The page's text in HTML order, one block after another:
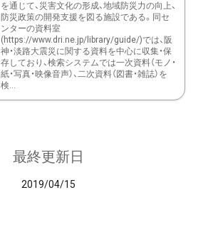
を通じて、災害文化の形成、地域防災力の向上、
防災政策の開発支援を図る施設である。同セ
ンターの資料室
(https://www.dri.ne.jp/library/guide/)では、阪
神・淡路大震災に関する資料を中心に収集・保
存しており、検索システムでは一次資料（モノ・
紙・写真・映像音声）、二次資料（図書・雑誌）を
検...
最終更新日
2019/04/15